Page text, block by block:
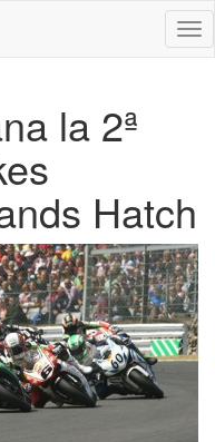
la 2ª
Hatch